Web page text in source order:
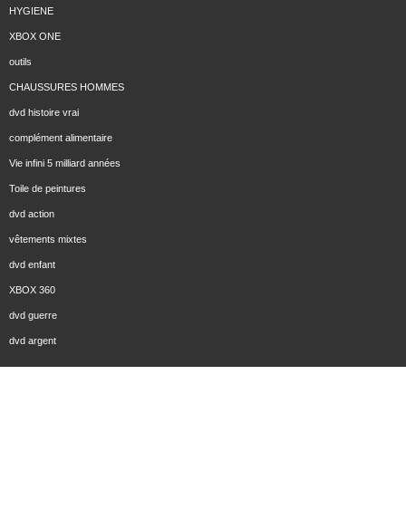
HYGIENE
XBOX ONE
outils
CHAUSSURES HOMMES
dvd histoire vrai
complément alimentaire
Vie infini 5 milliard années
Toile de peintures
dvd action
vêtements mixtes
dvd enfant
XBOX 360
dvd guerre
dvd argent